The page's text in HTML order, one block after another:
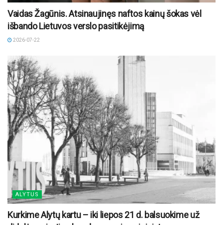
Vaidas Žagūnis. Atsinaujinęs naftos kainų šokas vėl
išbando Lietuvos verslo pasitikėjimą
2026-07-22
ALYTUS
Kurkime Alytų kartu – iki liepos 21 d. balsuokime už